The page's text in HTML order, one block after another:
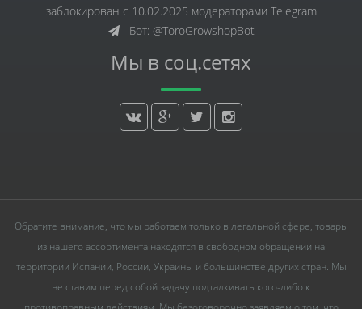
заблокирован с 10.02.2025 модераторами Telegram
Бот: @ToroGrowshopBot
Мы в соц.сетях
Обратите внимание, что мы работаем только в легальной сфере, товары
из нашего ассортимента находятся в свободном обращении на
территории Испании, России, Украины и большинстве других стран. Мы
не ставим перед собой задачу подталкивать кого-либо к